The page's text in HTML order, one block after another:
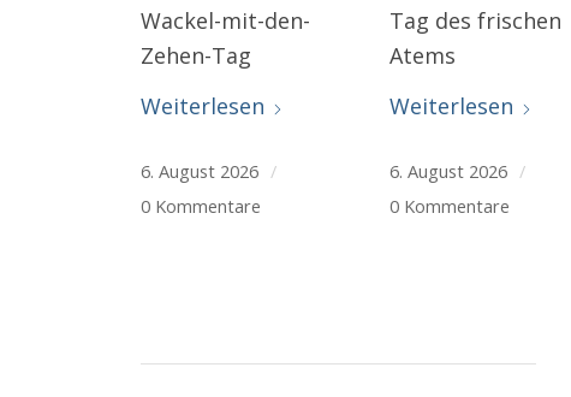
Wackel-mit-den-
Zehen-Tag
Weiterlesen
6. August 2026 /
0 Kommentare
Tag des frischen
Atems
Weiterlesen
6. August 2026 /
0 Kommentare